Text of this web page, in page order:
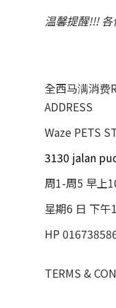
温馨提醒!!!
全西马满消
ADDRESS
Waze PETS
3130 jalan
周1-周5 早上
星期6 日 下午
HP
TERMS &